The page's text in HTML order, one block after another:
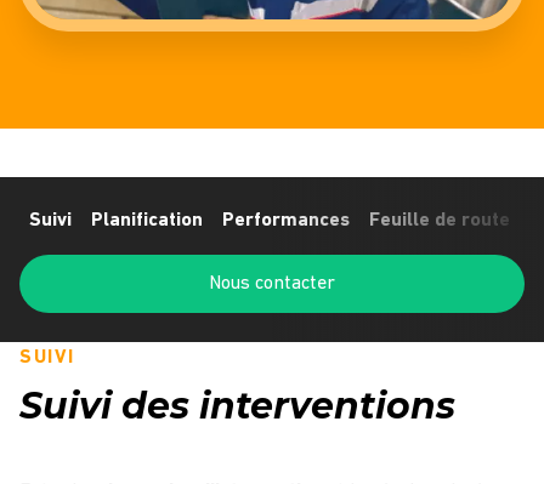
Suivi Planification Performances Feuille de route
Nous contacter
SUIVI
Suivi des interventions